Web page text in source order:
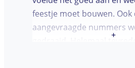
feestje moet bouwen. Ook
aangevraagde nummers
gedraaid. Helemaal
+